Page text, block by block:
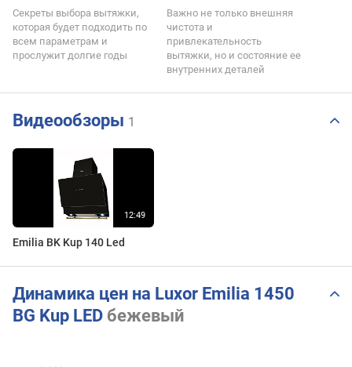
Секреты выбора вытяжки,
которая будет подходить по
всем параметрам и
прослужит долгие годы
Важно не только внешняя
чистота и
привлекательность
вытяжки, но и состояние ее
внутренних деталей
Видеообзоры 1
Emilia BK Kup 140 Led
Динамика цен на Luxor Emilia 1450
BG Kup LED бежевый